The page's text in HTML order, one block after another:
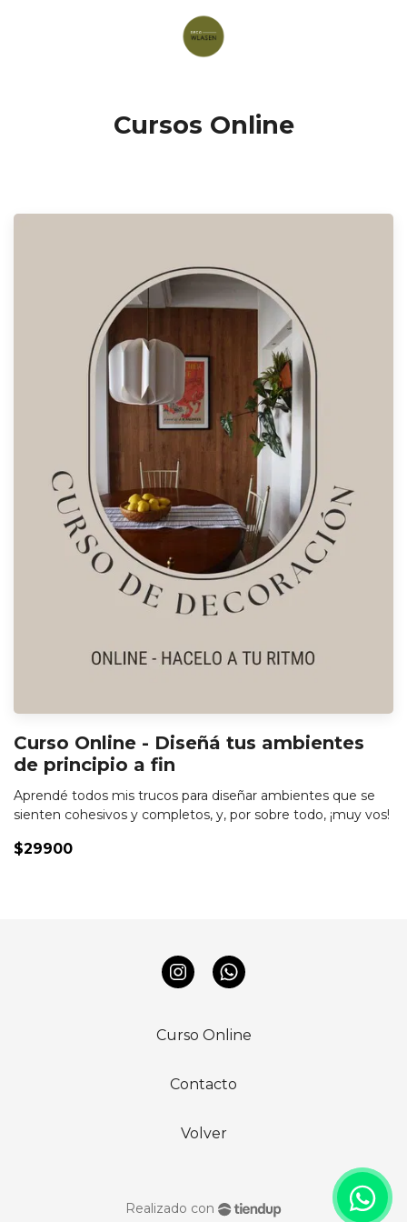
Cursos Online
Curso Online - Diseñá tus ambientes
de principio a fin
Aprendé todos mis trucos para diseñar ambientes que se
sienten cohesivos y completos, y, por sobre todo, ¡muy vos!
$29900
Curso Online
Contacto
Volver
Realizado con